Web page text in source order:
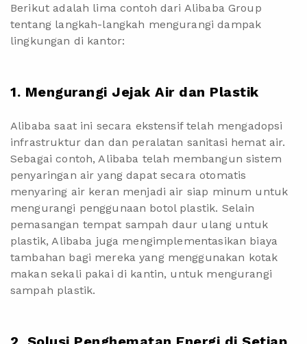
Berikut adalah lima contoh dari Alibaba Group
tentang langkah-langkah mengurangi dampak
lingkungan di kantor:
1. Mengurangi Jejak Air dan Plastik
Alibaba saat ini secara ekstensif telah mengadopsi
infrastruktur dan dan peralatan sanitasi hemat air.
Sebagai contoh, Alibaba telah membangun sistem
penyaringan air yang dapat secara otomatis
menyaring air keran menjadi air siap minum untuk
mengurangi penggunaan botol plastik. Selain
pemasangan tempat sampah daur ulang untuk
plastik, Alibaba juga mengimplementasikan biaya
tambahan bagi mereka yang menggunakan kotak
makan sekali pakai di kantin, untuk mengurangi
sampah plastik.